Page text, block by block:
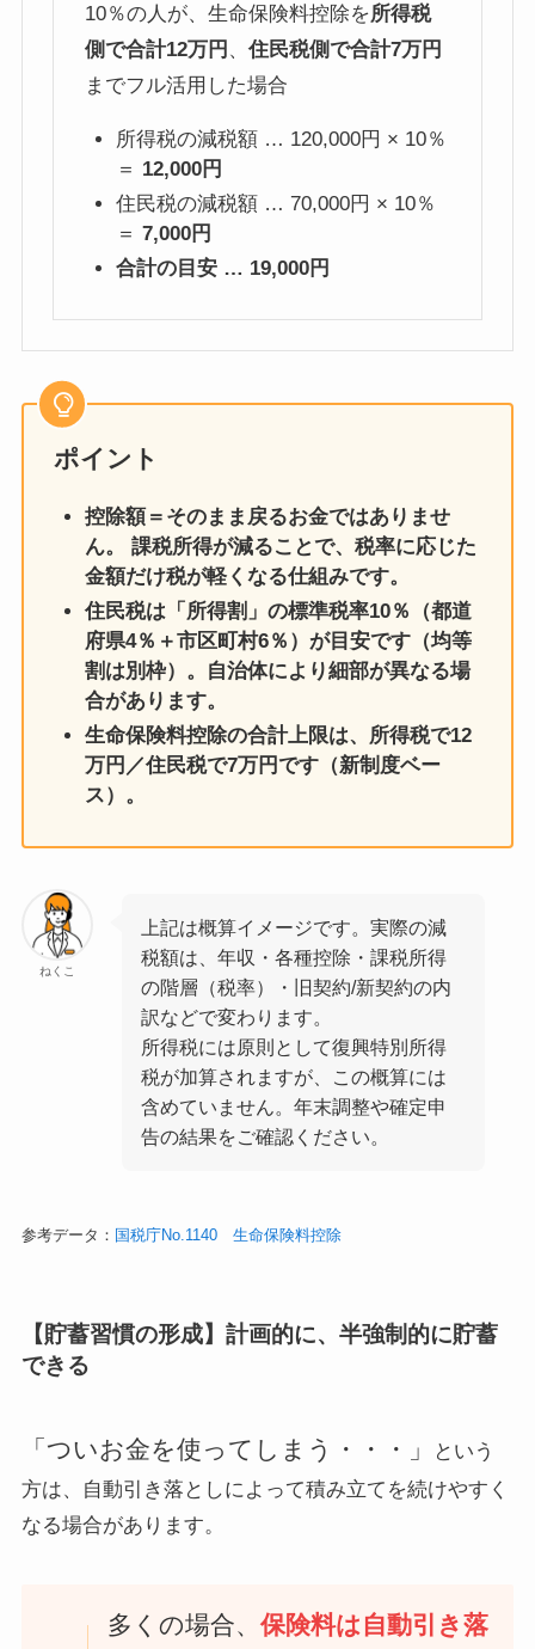
10％の人が、生命保険料控除を所得税
側で合計12万円 、 住民税側で合計7万円
までフル活用した場合
所得税の減税額 … 120,000円 × 10％
＝ 12,000円
住民税の減税額 … 70,000円 × 10％
＝ 7,000円
合計の目安 … 19,000円
ポイント
控除額＝そのまま戻るお金ではありませ
ん。 課税所得が減ることで、税率に応じた
金額だけ税が軽くなる仕組みです。
住民税は「所得割」の標準税率10％（都道
府県4％＋市区町村6％）が目安です（均等
割は別枠）。自治体により細部が異なる場
合があります。
生命保険料控除の合計上限は、所得税で12
万円／住民税で7万円です（新制度ベー
ス）。
ねくこ
上記は概算イメージです。実際の減
税額は、年収・各種控除・課税所得
の階層（税率）・旧契約/新契約の内
訳などで変わります。
所得税には原則として復興特別所得
税が加算されますが、この概算には
含めていません。年末調整や確定申
告の結果をご確認ください。
参考データ： 国税庁No.1140 生命保険料控除
【貯蓄習慣の形成】計画的に、半強制的に貯蓄
できる
「ついお金を使ってしまう・・・」
という
方は、自動引き落としによって積み立てを続けやすく
なる場合があります。
多くの場合、保険料は自動引き落